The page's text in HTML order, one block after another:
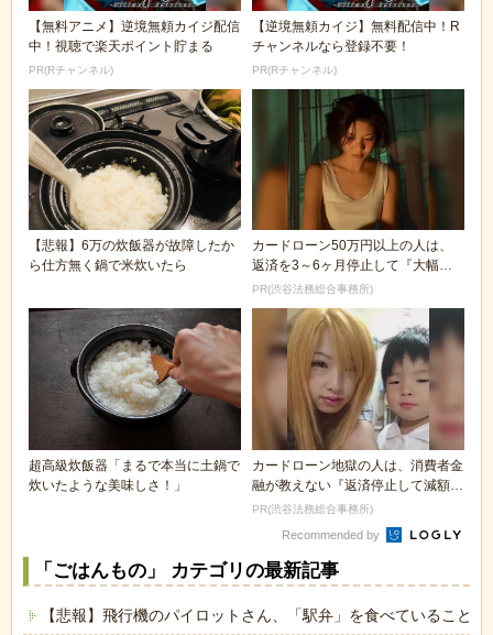
【無料アニメ】逆境無頼カイジ配信
中！視聴で楽天ポイント貯まる
PR(Rチャンネル)
【逆境無頼カイジ】無料配信中！R
チャンネルなら登録不要！
PR(Rチャンネル)
【悲報】6万の炊飯器が故障したか
ら仕方無く鍋で米炊いたら
カードローン50万円以上の人は、
返済を3～6ヶ月停止して『大幅に
減額してから返済...
PR(渋谷法務総合事務所)
超高級炊飯器「まるで本当に土鍋で
炊いたような美味しさ！」
カードローン地獄の人は、消費者金
融が教えない『返済停止して減額・
免除する方法』で...
PR(渋谷法務総合事務所)
Recommended by
「ごはんもの」 カテゴリの最新記事
【悲報】飛行機のパイロットさん、「駅弁」を食べていること